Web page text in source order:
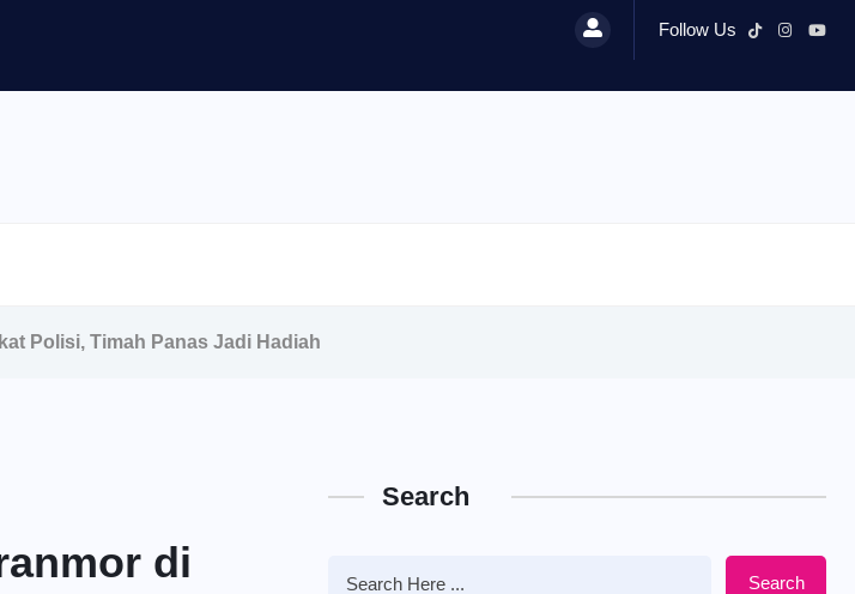
Follow Us
Polisi, Timah Panas Jadi Hadiah
di
Search
Search